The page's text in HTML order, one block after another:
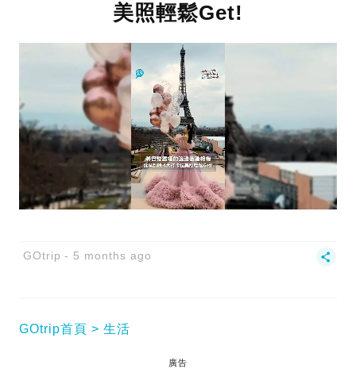
美照輕鬆Get!
GOtrip 5 months ago
GOtrip首頁 生活
廣告